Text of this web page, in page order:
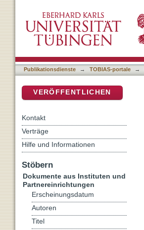
Publikationsdienste → TOBIAS-portale →
VERÖFFENTLICHEN
Kontakt
Verträge
Hilfe und Informationen
Stöbern
Dokumente aus Instituten und
Partnereinrichtungen
Erscheinungsdatum
Autoren
Titel